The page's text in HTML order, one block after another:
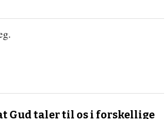
Gud taler til os i forskellige